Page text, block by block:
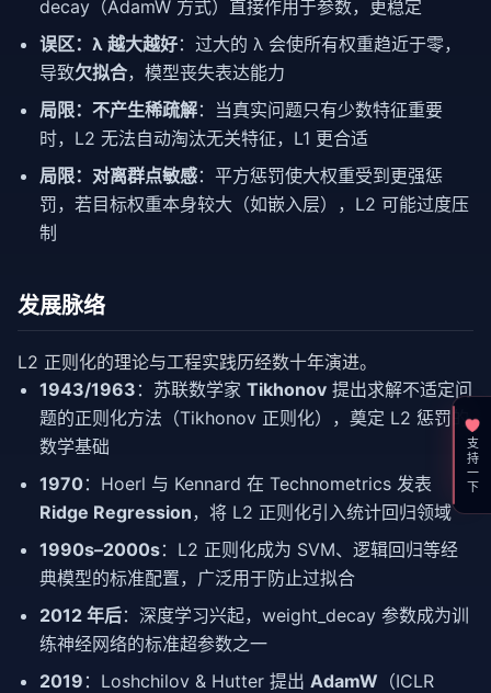
decay（AdamW 方式）直接作用于参数，更稳定
误区：λ 越大越好：过大的 λ 会使所有权重趋近于零，
导致欠拟合，模型丧失表达能力
局限：不产生稀疏解：当真实问题只有少数特征重要
时，L2 无法自动淘汰无关特征，L1 更合适
局限：对离群点敏感：平方惩罚使大权重受到更强惩
罚，若目标权重本身较大（如嵌入层），L2 可能过度压
制
发展脉络
L2 正则化的理论与工程实践历经数十年演进。
1943/1963 ：苏联数学家 Tikhonov 提出求解不适定问
题的正则化方法（Tikhonov 正则化），奠定 L2 惩罚的
数学基础
1970：Hoerl 与 Kennard 在 Technometrics 发表
Ridge Regression，将 L2 正则化引入统计回归领域
1990s–2000s：L2 正则化成为 SVM、逻辑回归等经
典模型的标准配置，广泛用于防止过拟合
2012 年后：深度学习兴起，weight_decay 参数成为训
练神经网络的标准超参数之一
2019 ：Loshchilov & Hutter 提出 AdamW （ICLR
支持一下